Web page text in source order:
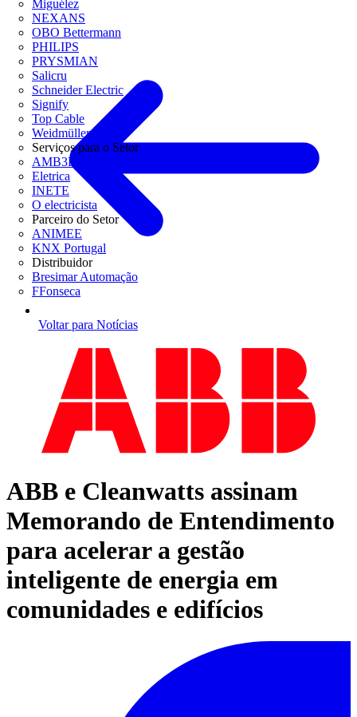
Miguélez
NEXANS
OBO Bettermann
PHILIPS
PRYSMIAN
Salicru
Schneider Electric
Signify
Top Cable
Weidmüller
Serviços para o Setor
AMB3E
Eletrica
INETE
O electricista
Parceiro do Setor
ANIMEE
KNX Portugal
Distribuidor
Bresimar Automação
FFonseca
Voltar para Notícias
ABB e Cleanwatts assinam
Memorando de Entendimento
para acelerar a gestão
inteligente de energia em
comunidades e edifícios